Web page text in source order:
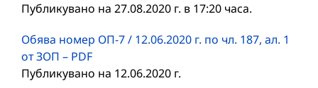
Публикувано на 27.08.2020 г. в 17:20 часа.
Обява номер ОП-7 / 12.06.2020 г. по чл. 187, ал. 1
от ЗОП – PDF
Публикувано на 12.06.2020 г.